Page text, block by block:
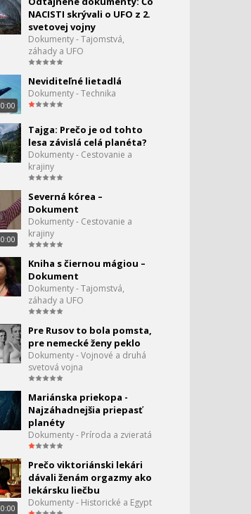
0:00
Washington
Najdrsnejšie mestá sveta -
Praha
Megatovárne - Michelin
0:00
Megatovárne - Jaguár XJ
2011
1:20
Supermrakodrapy - New
York
0:01
Vývoj miest za posledné
0:09
Panamský prieplav
0:00
Megatovárne - Lego
1:23
0:05
Megastavby: Hooverova
priehrada
0:00
Megastavby - Extrémne
Železnice
NACISTI skrývali o UFO z 2.
svetovej vojny
Dokumenty - Tajomstvá,
záhady a UFO
0:00
Neviditeľné lietadlá
Dokumenty - Technika
Tajga: Prečo je od tohto
lesa závislá celá planéta?
Dokumenty - Cestovanie a
krajiny
0:00
Severná kórea –
Dokument
Dokumenty - Cestovanie a
krajiny
Kniha s čiernou mágiou –
Dokument
Dokumenty - Tajomstvá,
záhady a UFO
Pre Rusov to bola pomsta,
pre nemecké ženy peklo
Dokumenty - Vojnové a druhá
svetová vojna
Mariánska priekopa -
Najzáhadnejšia priepasť
planéty
Dokumenty - Príroda a zvieratá
0:00
Prečo viktoriánski lekári
dávali ženám orgazmy ako
lekársku liečbu
Dokumenty - Historické a Egypt